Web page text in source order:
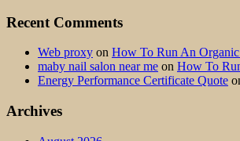
Recent Comments
Web proxy on How To Run An
maby nail salon near me on How To
Energy Performance Certificate Quote
Archives